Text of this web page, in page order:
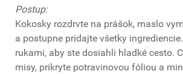
Postup:
Kokosky rozdrvte na prášok, maslo
a postupne pridajte všetky
rukami, aby ste dosiahli hladké cesto.
misy, prikryte potravinovou fóliou a